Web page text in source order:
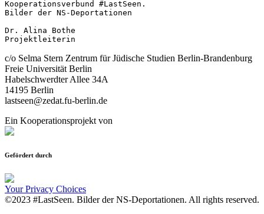
Kooperationsverbund #LastSeen.
Bilder der NS-Deportationen
Dr. Alina Bothe
Projektleiterin
c/o Selma Stern Zentrum für Jüdische Studien Berlin-Brandenburg
Freie Universität Berlin
Habelschwerdter Allee 34A
14195 Berlin
lastseen@zedat.fu-berlin.de
Ein Kooperationsprojekt von
Gefördert durch
Your Privacy Choices
©2023 #LastSeen. Bilder der NS-Deportationen. All rights reserved.